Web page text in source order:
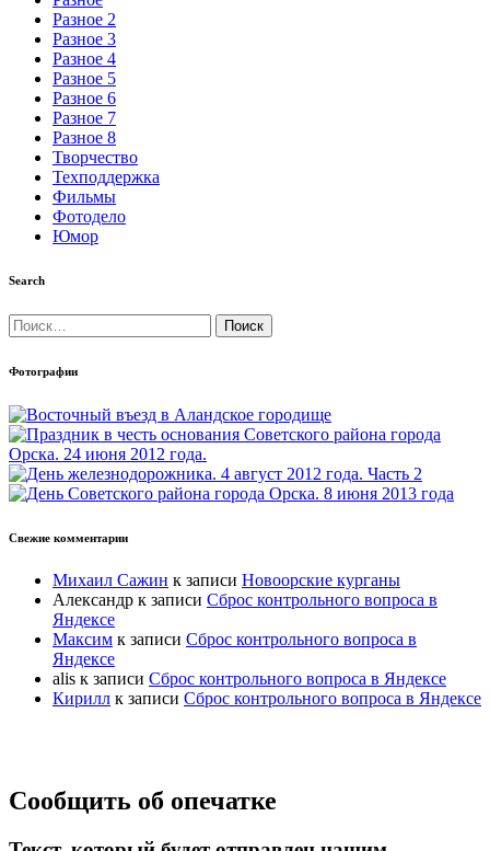
Разное 2
Разное 3
Разное 4
Разное 5
Разное 6
Разное 7
Разное 8
Творчество
Техподдержка
Фильмы
Фотодело
Юмор
Search
Найти:
Фотографии
Свежие комментарии
Михаил Сажин к записи Новоорские курганы
Александр к записи Сброс контрольного вопроса в
Яндексе
Максим к записи Сброс контрольного вопроса в
Яндексе
alis к записи Сброс контрольного вопроса в Яндексе
Кирилл к записи Сброс контрольного вопроса в Яндексе
Прокрутка
вверх
Сообщить об опечатке